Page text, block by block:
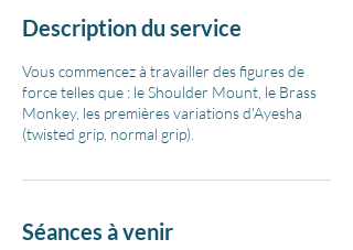
Description du service
Vous commencez à travailler des figures de
force telles que : le Shoulder Mount, le Brass
Monkey, les premières variations d'Ayesha
(twisted grip, normal grip).
Séances à venir